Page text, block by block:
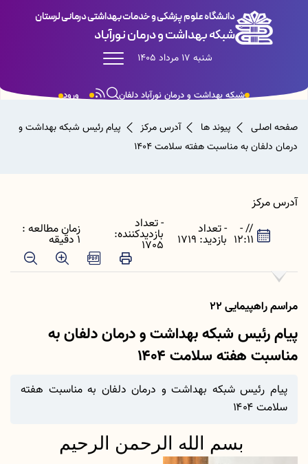
دانشگاه علوم پزشکی و خدمات بهداشتی درمانی لرستان
شبکه بهداشت و درمان نورآباد
شنبه 17 مرداد 1405
ورود شبکه بهداشت و درمان نورآباد دلفان
صفحه اصلی پیوند ها آدرس مرکز
پیام رئیس شبکه بهداشت و
درمان دلفان به مناسبت هفته سلامت ۱۴۰۴
آدرس مرکز
// -
12:11
- تعداد
بازدید: 1719
- تعداد
بازدیدکننده:
1705
زمان مطالعه :
1 دقیقه
مراسم راهپیمایی ۲۲
پیام رئیس شبکه بهداشت و درمان دلفان به
مناسبت هفته سلامت ۱۴۰۴
پیام رئیس شبکه بهداشت و درمان دلفان به مناسبت هفته
سلامت ۱۴۰۴
بسم الله الرحمن الرحیم